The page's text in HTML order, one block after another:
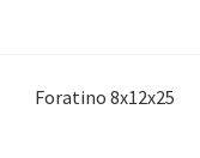
Foratino 8x12x25